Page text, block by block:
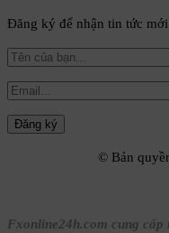
Đăng ký để nhận tin tức
© Bản
Fxonline24h.com cung